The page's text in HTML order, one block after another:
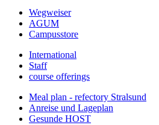
Wegweiser
AGUM
Campusstore
International
Staff
course offerings
Meal plan - refectory Stralsund
Anreise und Lageplan
Gesunde HOST